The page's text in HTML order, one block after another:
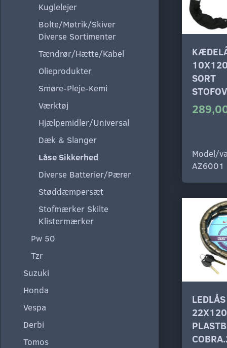
Kuglelejer
Bolte/Møtrik/Skiver
Diverse Sortimenter
Tændrør/Hætte/Kabel
Olieprodukter
Smøre-Pleje-Kemi
Værktøj
Hjælpemidler/Universal
Dæk & Slanger
Låse Sikkerhed
Diverse Batterier/Pærer
Støddæmpersæt
Stofmærker Skilte
Klistermærker
Pw 50
Tzr
Suzuki
Honda
Vespa
Derbi
Tomos
SORT
Model/
AZ6001